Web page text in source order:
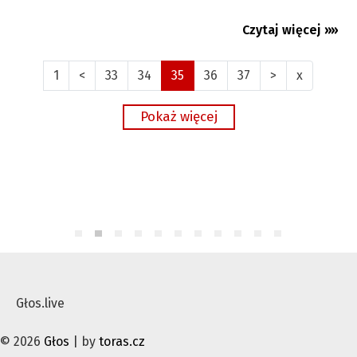
31.01.2025
Czytaj więcej »»
1 < 33 34 35 36 37 > x
Głos.live
© 2026 Głos | by toras.cz